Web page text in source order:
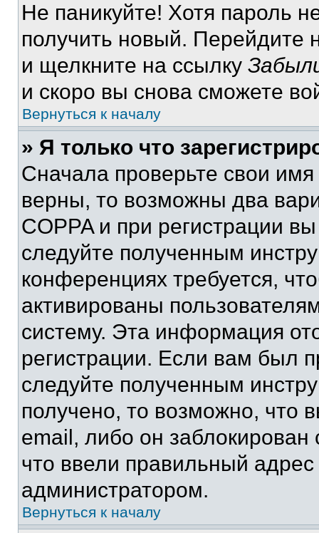
Не паникуйте! Хотя пароль
получить новый. Перейдите
и щелкните на ссылку
и скоро вы снова сможете
Вернуться к началу
» Я только что
Сначала проверьте свои
верны, то возможны два
COPPA и при регистрации
следуйте полученным
конференциях требуется,
активированы
систему. Эта информация
регистрации. Если вам был
следуйте полученным
получено, то возможно, что
email, либо он
что ввели правильный адрес
администратором.
Вернуться к началу